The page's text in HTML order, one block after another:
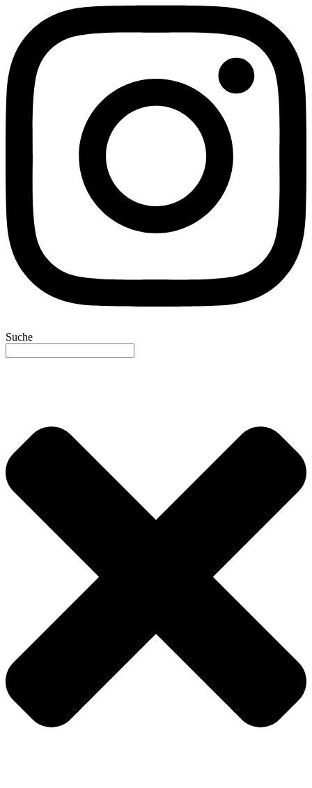
Suche